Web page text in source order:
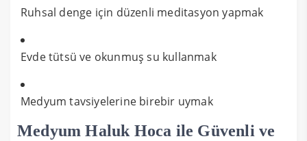
Ruhsal denge için düzenli meditasyon yapmak
Evde tütsü ve okunmuş su kullanmak
Medyum tavsiyelerine birebir uymak
Medyum Haluk Hoca ile Güvenli ve